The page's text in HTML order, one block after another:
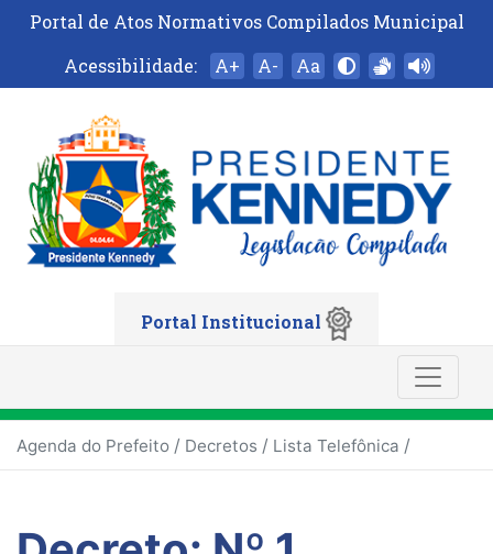
Portal de Atos Normativos Compilados Municipal
Acessibilidade:
A+ A- Aa
Portal Institucional
Agenda do Prefeito / Decretos / Lista Telefônica /